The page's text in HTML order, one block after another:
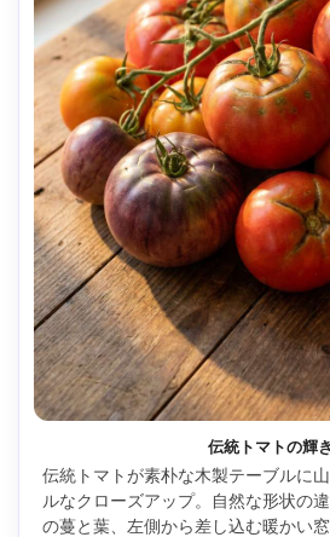
伝統トマトの輝き
伝統トマトが素朴な木製テーブルに
ルなクローズアップ。自然な形状の
の蔓と葉、左側から差し込む暖かい